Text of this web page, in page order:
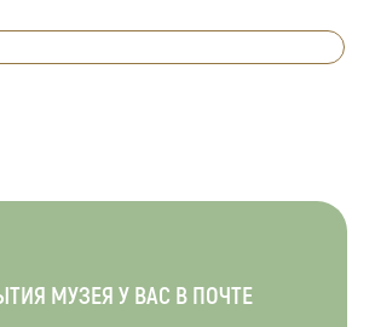
МУЗЕЯ У ВАС В ПОЧТЕ